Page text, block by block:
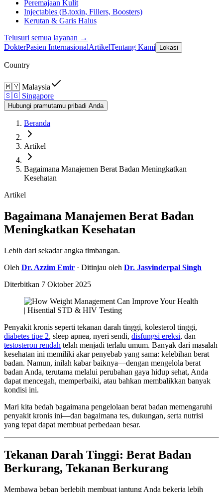
Peremajaan Kulit
Injectables (B.toxin, Fillers, Boosters)
Kerutan & Garis Halus
Telusuri semua layanan →
DokterPasien InternasionalArtikelTentang Kami Lokasi
Country
🇲🇾 Malaysia
🇸🇬 Singapore
Hubungi pramutamu pribadi Anda
Beranda
Artikel
Bagaimana Manajemen Berat Badan Meningkatkan
Kesehatan
Artikel
Bagaimana Manajemen Berat Badan
Meningkatkan Kesehatan
Lebih dari sekadar angka timbangan.
Oleh Dr. Azzim Emir · Ditinjau oleh Dr. Jasvinderpal Singh
Diterbitkan 7 Oktober 2025
Penyakit kronis seperti tekanan darah tinggi, kolesterol tinggi,
diabetes tipe 2, sleep apnea, nyeri sendi, disfungsi ereksi, dan
testosteron rendah telah menjadi terlalu umum. Banyak dari masalah
kesehatan ini memiliki akar penyebab yang sama: kelebihan berat
badan. Namun, inilah kabar baiknya—dengan mengelola berat
badan Anda, terutama melalui perubahan gaya hidup sehat, Anda
dapat mencegah, memperbaiki, atau bahkan membalikkan banyak
kondisi ini.
Mari kita bedah bagaimana pengelolaan berat badan memengaruhi
penyakit kronis ini—dan bagaimana tes, dukungan, serta nutrisi
yang tepat dapat membuat perbedaan besar.
Tekanan Darah Tinggi: Berat Badan
Berkurang, Tekanan Berkurang
Membawa beban berlebih membuat jantung Anda bekerja lebih